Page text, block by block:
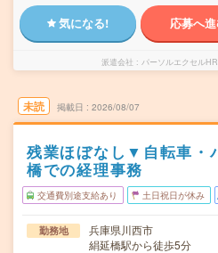
気になる! 応募へ
派遣会社 パーソルエクセル
未読 掲載日 2026/08/07
残業ほぼなし▼自転車・
橋での経理事務
交通費別途支給あり 土日祝日が休み
勤務地
兵庫県川西市
絹延橋駅から徒歩5分